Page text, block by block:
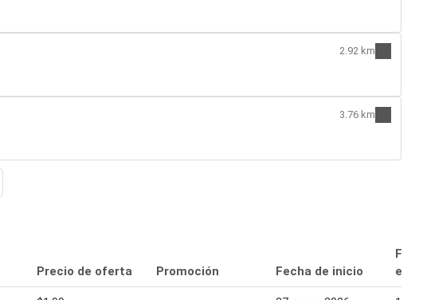
2.92 km
3.76 km
Precio de oferta Promoción Fecha de inicio